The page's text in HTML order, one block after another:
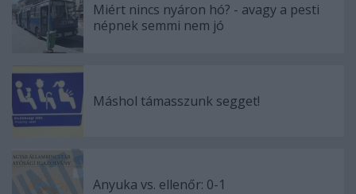
Miért nincs nyáron hó? - avagy a pesti
népnek semmi nem jó
Máshol támasszunk segget!
Anyuka vs. ellenőr: 0-1